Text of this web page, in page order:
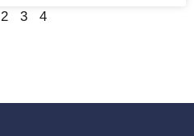
2 3 4